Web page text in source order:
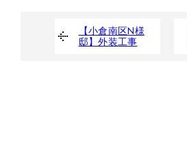
【小倉南区N様
邸】外装工事